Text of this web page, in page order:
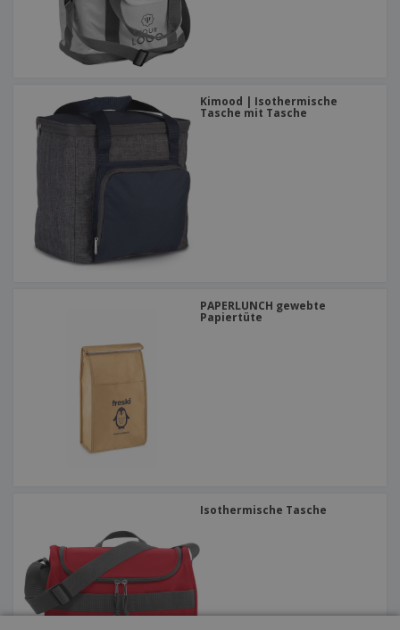
Kimood | Isothermische
Tasche mit Tasche
PAPERLUNCH gewebte
Papiertüte
Isothermische Tasche